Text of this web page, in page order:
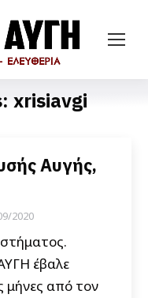
xrisiavgi
Αυγής,
2020
έβαλε
μήνες από τον